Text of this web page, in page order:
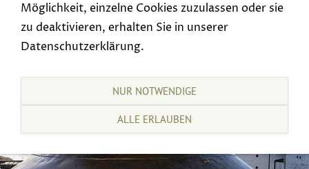
Möglichkeit, einzelne Cookies zuzulassen oder sie
zu deaktivieren, erhalten Sie in unserer
Datenschutzerklärung.
NUR NOTWENDIGE
ALLE ERLAUBEN